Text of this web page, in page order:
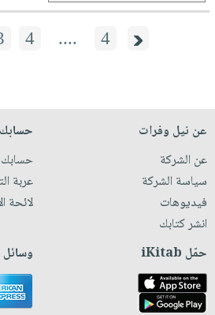
4 .... 4
عن نيل وفرات
عن الشركة
سياسة الشركة
فيديوهات
انشر كتابك
حسابك
حسابك
عربة
لائحة
حمّل iKitab وسائل